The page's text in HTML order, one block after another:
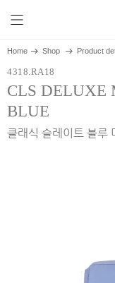
Home Shop Product
4318.RA18
CLS DELUXE
BLUE
클래식 슬레이트 블루